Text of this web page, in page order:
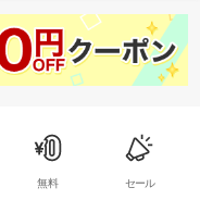
無料 セール